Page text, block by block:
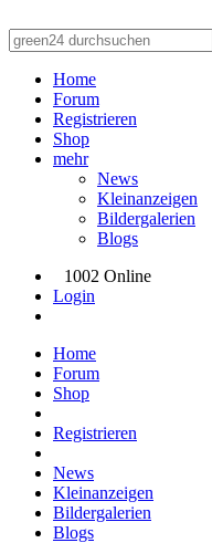
Home
Forum
Registrieren
Shop
mehr
News
Kleinanzeigen
Bildergalerien
Blogs
1002 Online
Login
Home
Forum
Shop
Registrieren
News
Kleinanzeigen
Bildergalerien
Blogs